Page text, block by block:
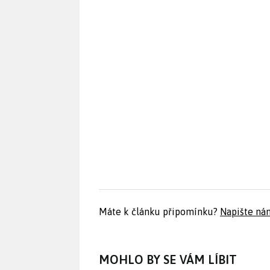
Máte k článku připomínku? Napište
MOHLO BY SE VÁM LÍBIT